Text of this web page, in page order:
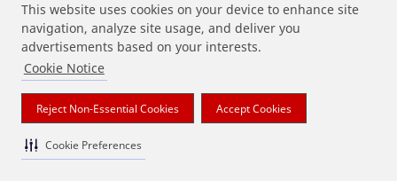
This website uses cookies on your device to enhance site
navigation, analyze site usage, and deliver you
advertisements based on your interests.
Cookie Notice
Reject Non-Essential Cookies Accept Cookies
Cookie Preferences